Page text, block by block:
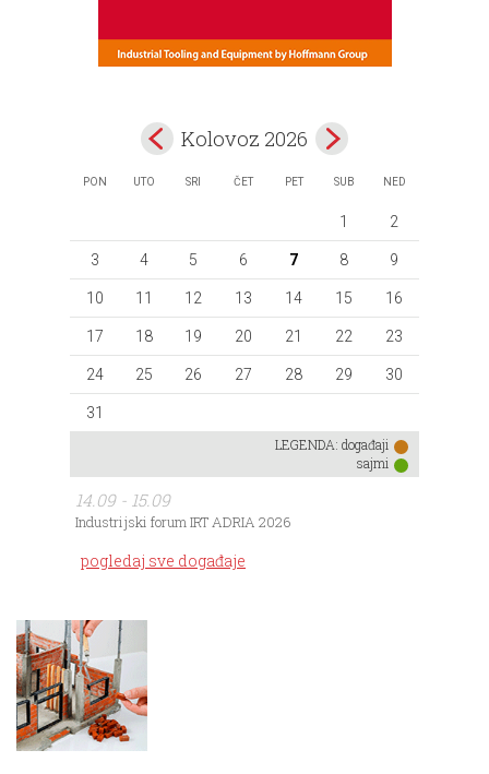
Kolovoz 2026
PON UTO SRI ČET PET SUB NED
1 2
3 4 5 6 7 8 9
10 11 12 13 14 15 16
17 18 19 20 21 22 23
24 25 26 27 28 29 30
31
LEGENDA: događaji
sajmi
14.09 - 15.09
Industrijski forum IRT ADRIA 2026
pogledaj sve događaje